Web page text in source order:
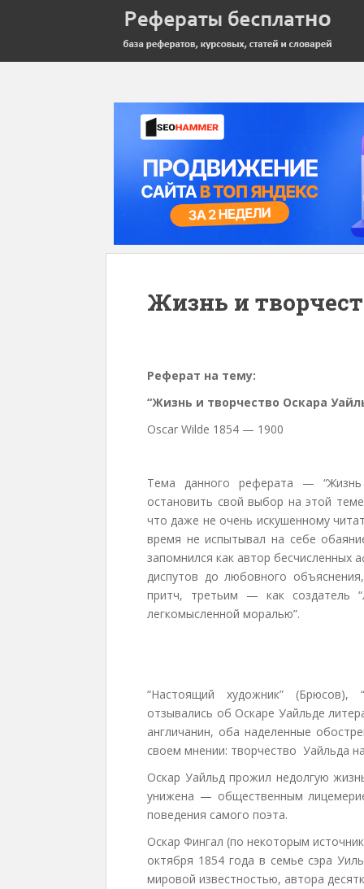
Жизнь и
Реферат на тему:
“Жизнь и творчество Оскара
Oscar Wilde 1854 — 1900
Тема данного реферата —
остановить свой выбор на этой
что даже не очень искушенному
время не испытывал на себе
запомнился как автор
диспутов до любовного
притч, третьим — как создатель
легкомысленной моралью”.
“Настоящий художник”
отзывались об Оскаре Уайльде
англичанин, оба наделенные
своем мнении: творчество Уайльда
Оскар Уайльд прожил недолгую
унижена — общественным
поведения самого поэта.
Оскар Фингал (по некоторым
октября 1854 года в семье сэра
мировой известностью, автора